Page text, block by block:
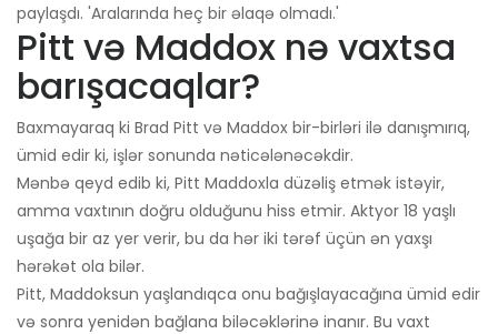
paylaşdı. 'Aralarında heç bir əlaqə olmadı.'
Pitt və Maddox nə vaxtsa
barışacaqlar?
Baxmayaraq ki Brad Pitt və Maddox bir-birləri ilə danışmırıq,
ümid edir ki, işlər sonunda nəticələnəcəkdir.
Mənbə qeyd edib ki, Pitt Maddoxla düzəliş etmək istəyir,
amma vaxtının doğru olduğunu hiss etmir. Aktyor 18 yaşlı
uşağa bir az yer verir, bu da hər iki tərəf üçün ən yaxşı
hərəkət ola bilər.
Pitt, Maddoksun yaşlandıqca onu bağışlayacağına ümid edir
və sonra yenidən bağlana biləcəklərinə inanır. Bu vaxt